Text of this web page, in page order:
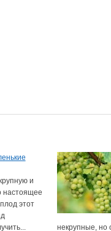
и
настоящее
этот
некрупные, но